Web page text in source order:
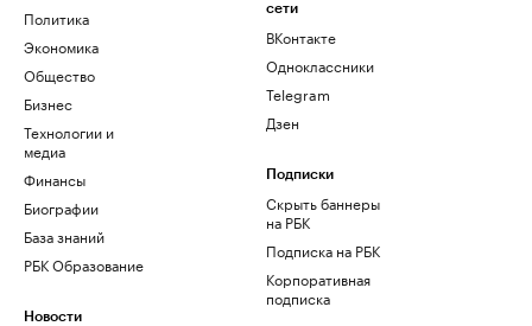
Политика
Экономика
Общество
Бизнес
Технологии и
медиа
Финансы
Биографии
База знаний
РБК Образование
Новости
сети
ВКонтакте
Одноклассники
Telegram
Дзен
Подписки
Скрыть баннеры
на РБК
Подписка на РБК
Корпоративная
подписка